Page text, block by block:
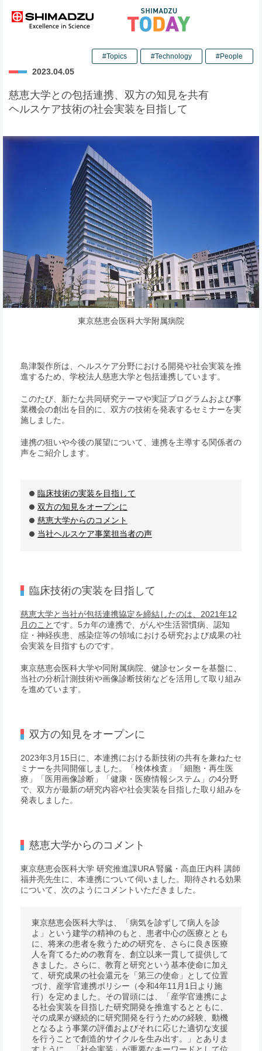
2023.04.05
#Topics #Technology #People
慈恵大学との包括連携、双方の知見を共有
ヘルスケア技術の社会実装を目指して
東京慈恵会医科大学附属病院
島津製作所は、ヘルスケア分野における開発や社会実装を推
進するため、学校法人慈恵大学と包括連携しています。
このたび、新たな共同研究テーマや実証プログラムおよび事
業機会の創出を目的に、双方の技術を発表するセミナーを実
施しました。
連携の狙いや今後の展望について、連携を主導する関係者の
声をご紹介します。
臨床技術の実装を目指して
双方の知見をオープンに
慈恵大学からのコメント
当社ヘルスケア事業担当者の声
臨床技術の実装を目指して
慈恵大学と当社が包括連携協定を締結したのは、2021年12
月のこと です。5カ年の連携で、がんや生活習慣病、認知
症・神経疾患、感染症等の領域における研究および成果の社
会実装を目指すものです。
東京慈恵会医科大学や同附属病院、健診センターを基盤に、
当社の分析計測技術や画像診断技術などを活用して取り組み
を進めています。
双方の知見をオープンに
2023年3月15日に、本連携における新技術の共有を兼ねたセ
ミナーを共同開催しました。「検体検査」「細胞・再生医
療」「医用画像診断」「健康・医療情報システム」の4分野
で、双方が最新の研究内容や社会実装を目指した取り組みを
発表しました。
慈恵大学からのコメント
東京慈恵会医科大学 研究推進課URA 腎臓・高血圧内科 講師
福井亮先生に、本連携について伺いました。期待される効果
について、次のようにコメントいただきました。
東京慈恵会医科大学は、「病気を診ずして病人を診
よ」という建学の精神のもと、患者中心の医療ととも
に、将来の患者を救うための研究を、さらに良き医療
人を育てるための教育を、創立以来一貫して提供して
きました。さらに、教育と研究という基本使命に加え
て、研究成果の社会還元を「第三の使命」として位置
づけ、産学官連携ポリシー（令和4年11月1日より施
行）を定めました。その冒頭には、「産学官連携によ
る社会実装を目指した研究開発を推進するとともに、
その成果が継続的に研究開発を行うための経験、動機
となるよう事業の評価およびそれに応じた適切な支援
を行うことで創造的サイクルを生み出す。」とありま
すように、「社会実装」が重要なキーワードとして位